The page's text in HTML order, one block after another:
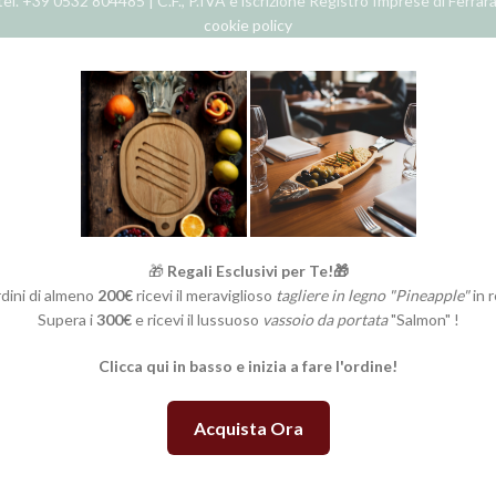
cookie policy
🎁 Regali Esclusivi per Te!🎁
di almeno 200€ricevi il meraviglioso tagliere in legno "Pineapple"in
Supera i300€e ricevi il lussuoso vassoio da portata"Salmon" !
Clicca qui in basso e inizia a fare l'ordine!
Acquista Ora